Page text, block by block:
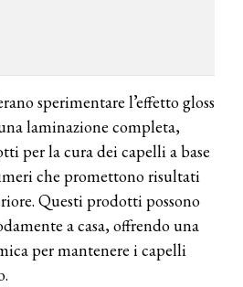
sperimentare l’effetto gloss
laminazione completa,
per la cura dei capelli a base
che promettono risultati
Questi prodotti possono
a casa, offrendo una
per mantenere i capelli